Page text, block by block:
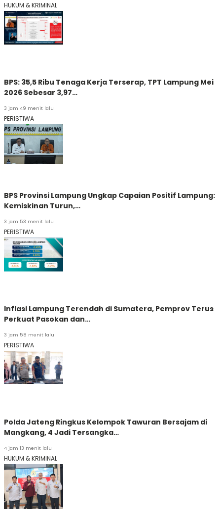
HUKUM & KRIMINAL
BPS: 35,5 Ribu Tenaga Kerja Terserap, TPT Lampung Mei
2026 Sebesar 3,97…
3 jam 49 menit lalu
PERISTIWA
BPS Provinsi Lampung Ungkap Capaian Positif Lampung:
Kemiskinan Turun,…
3 jam 53 menit lalu
PERISTIWA
Inflasi Lampung Terendah di Sumatera, Pemprov Terus
Perkuat Pasokan dan…
3 jam 58 menit lalu
PERISTIWA
Polda Jateng Ringkus Kelompok Tawuran Bersajam di
Mangkang, 4 Jadi Tersangka…
4 jam 13 menit lalu
HUKUM & KRIMINAL